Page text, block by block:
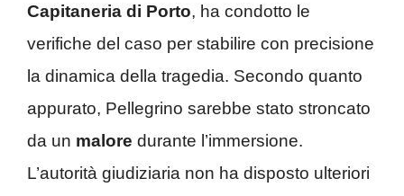
Capitaneria di Porto, ha condotto le
verifiche del caso per stabilire con precisione
la dinamica della tragedia. Secondo quanto
appurato, Pellegrino sarebbe stato stroncato
da un malore durante l’immersione.
L’autorità giudiziaria non ha disposto ulteriori